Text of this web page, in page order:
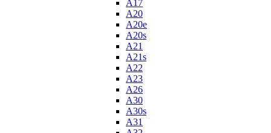
A17
A20
A20e
A20s
A21
A21s
A22
A23
A26
A30
A30s
A31